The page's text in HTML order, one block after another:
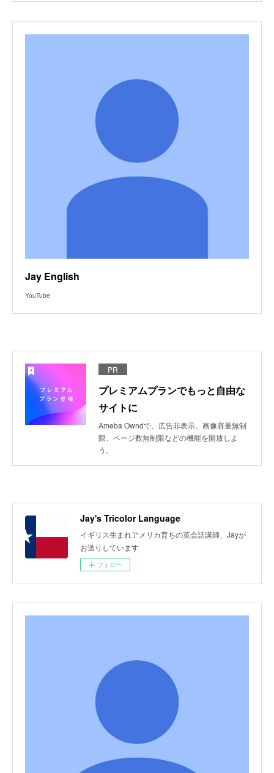
Jay English
YouTube
PR
プレミアムプランでもっと自由な
サイトに
Ameba Owndで、広告非表示、画像容量無制
限、ページ数無制限などの機能を開放しよ
う。
Jay's Tricolor Language
イギリス生まれアメリカ育ちの英会話講師、Jayが
お送りしています
フォロー